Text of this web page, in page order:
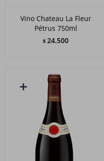
Vino Chateau La Fleur
Pétrus 750ml
$ 24.500